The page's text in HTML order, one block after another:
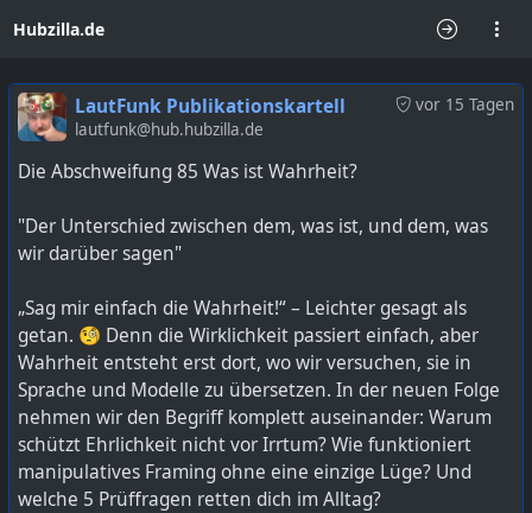
Hubzilla.de
vor 15 Tagen
LautFunk Publikationskartell
lautfunk@hub.hubzilla.de
Die Abschweifung 85 Was ist Wahrheit?
"Der Unterschied zwischen dem, was ist, und dem, was
wir darüber sagen"
„Sag mir einfach die Wahrheit!“ – Leichter gesagt als
getan. 🧐 Denn die Wirklichkeit passiert einfach, aber
Wahrheit entsteht erst dort, wo wir versuchen, sie in
Sprache und Modelle zu übersetzen. In der neuen Folge
nehmen wir den Begriff komplett auseinander: Warum
schützt Ehrlichkeit nicht vor Irrtum? Wie funktioniert
manipulatives Framing ohne eine einzige Lüge? Und
welche 5 Prüffragen retten dich im Alltag?